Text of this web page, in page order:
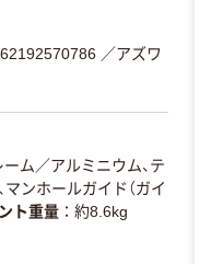
／アズワ
ーム／アルミニウム、テ
マンホールガイド（ガイ
ト重量
約8.6kg